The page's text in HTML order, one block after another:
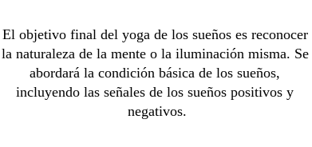
El objetivo final del yoga de los sueños es reconocer
la naturaleza de la mente o la iluminación misma. Se
abordará la condición básica de los sueños,
incluyendo las señales de los sueños positivos y
negativos.